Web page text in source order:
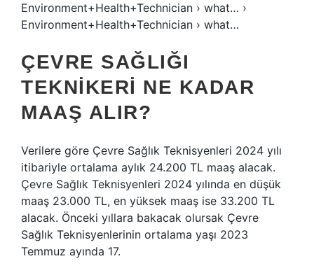
Environment+Health+Technician › what… ›
Environment+Health+Technician › what…
ÇEVRE SAĞLIĞI
TEKNIKERI NE KADAR
MAAŞ ALIR?
Verilere göre Çevre Sağlık Teknisyenleri 2024 yılı
itibariyle ortalama aylık 24.200 TL maaş alacak.
Çevre Sağlık Teknisyenleri 2024 yılında en düşük
maaş 23.000 TL, en yüksek maaş ise 33.200 TL
alacak. Önceki yıllara bakacak olursak Çevre
Sağlık Teknisyenlerinin ortalama yaşı 2023
Temmuz ayında 17.